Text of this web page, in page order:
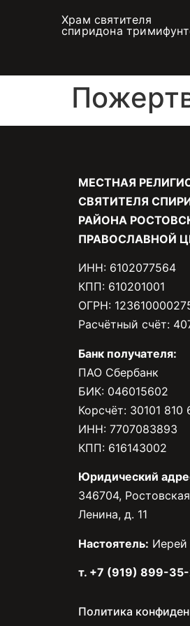
Храм святителя
спиридона
МЕСТНАЯ
СВЯТИТЕЛЯ
РАЙОНА
ПРАВОСЛАВНОЙ
ИНН: 6102077564
КПП: 610201001
ОГРН:
Расчётный счёт:
Банк получателя:
ПАО Сбербанк
БИК: 046015602
Корсчёт: 30101
ИНН: 7707083893
КПП: 616143002
Юридический
346704,
Ленина, д. 11
Настоятель: Иерей
т. +7 (919) 899-
Политика